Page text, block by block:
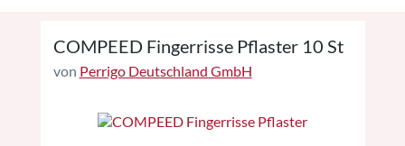
COMPEED Fingerrisse Pflaster 10 St
von Perrigo Deutschland GmbH